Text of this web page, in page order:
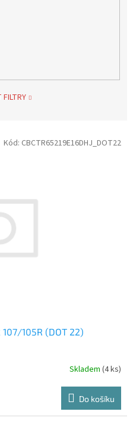
FILTRY
107/105R (DOT 22)
Skladem (4 ks)
Do košíku
Kód: CBCTR65219E16DHJ_DOT22